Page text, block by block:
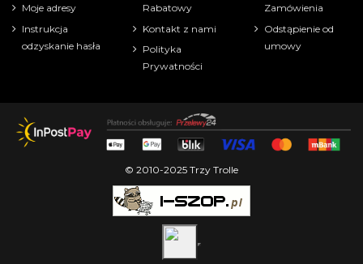
akcesoria
Moje adresy
Instrukcja
odzyskanie hasła
Rabatowy
Kontakt z nami
Polityka
Prywatności
Zamówienia
Odstąpienie od
umowy
© 2010-2025 Trzy Trolle